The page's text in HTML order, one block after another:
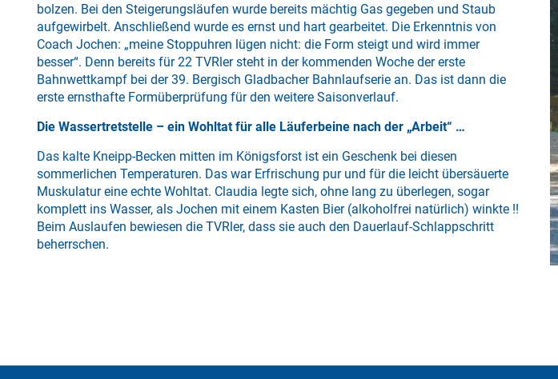
bolzen. Bei den Steigerungsläufen wurde bereits mächtig Gas gegeben und Staub
aufgewirbelt. Anschließend wurde es ernst und hart gearbeitet. Die Erkenntnis von
Coach Jochen: „meine Stoppuhren lügen nicht: die Form steigt und wird immer
besser“. Denn bereits für 22 TVRler steht in der kommenden Woche der erste
Bahnwettkampf bei der 39. Bergisch Gladbacher Bahnlaufserie an. Das ist dann die
erste ernsthafte Formüberprüfung für den weitere Saisonverlauf.
Die Wassertretstelle – ein Wohltat für alle Läuferbeine nach der „Arbeit“ …
Das kalte Kneipp-Becken mitten im Königsforst ist ein Geschenk bei diesen
sommerlichen Temperaturen. Das war Erfrischung pur und für die leicht übersäuerte
Muskulatur eine echte Wohltat. Claudia legte sich, ohne lang zu überlegen, sogar
komplett ins Wasser, als Jochen mit einem Kasten Bier (alkoholfrei natürlich) winkte !!
Beim Auslaufen bewiesen die TVRler, dass sie auch den Dauerlauf-Schlappschritt
beherrschen.